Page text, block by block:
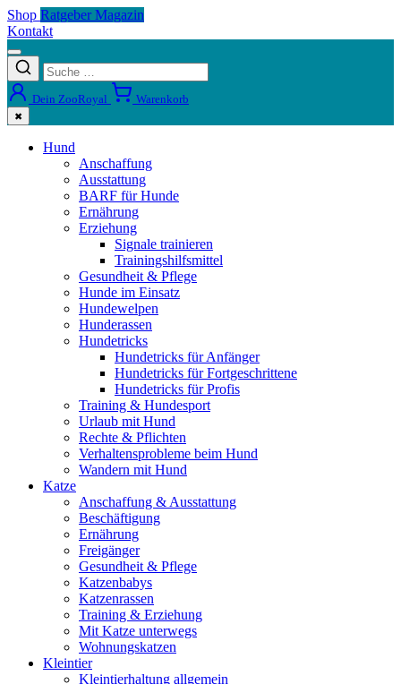
Shop Ratgeber Magazin
Kontakt
Dein ZooRoyal Warenkorb
✖
Hund
Anschaffung
Ausstattung
BARF für Hunde
Ernährung
Erziehung
Signale trainieren
Trainingshilfsmittel
Gesundheit & Pflege
Hunde im Einsatz
Hundewelpen
Hunderassen
Hundetricks
Hundetricks für Anfänger
Hundetricks für Fortgeschrittene
Hundetricks für Profis
Training & Hundesport
Urlaub mit Hund
Rechte & Pflichten
Verhaltensprobleme beim Hund
Wandern mit Hund
Katze
Anschaffung & Ausstattung
Beschäftigung
Ernährung
Freigänger
Gesundheit & Pflege
Katzenbabys
Katzenrassen
Training & Erziehung
Mit Katze unterwegs
Wohnungskatzen
Kleintier
Kleintierhaltung allgemein